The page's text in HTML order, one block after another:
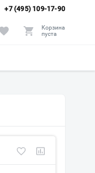
+7 (495) 109-17-90
Корзина
пуста